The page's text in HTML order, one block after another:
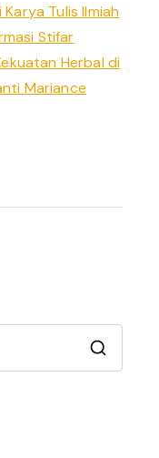
Tulis Ilmiah
Stifar
Herbal di
Mariance